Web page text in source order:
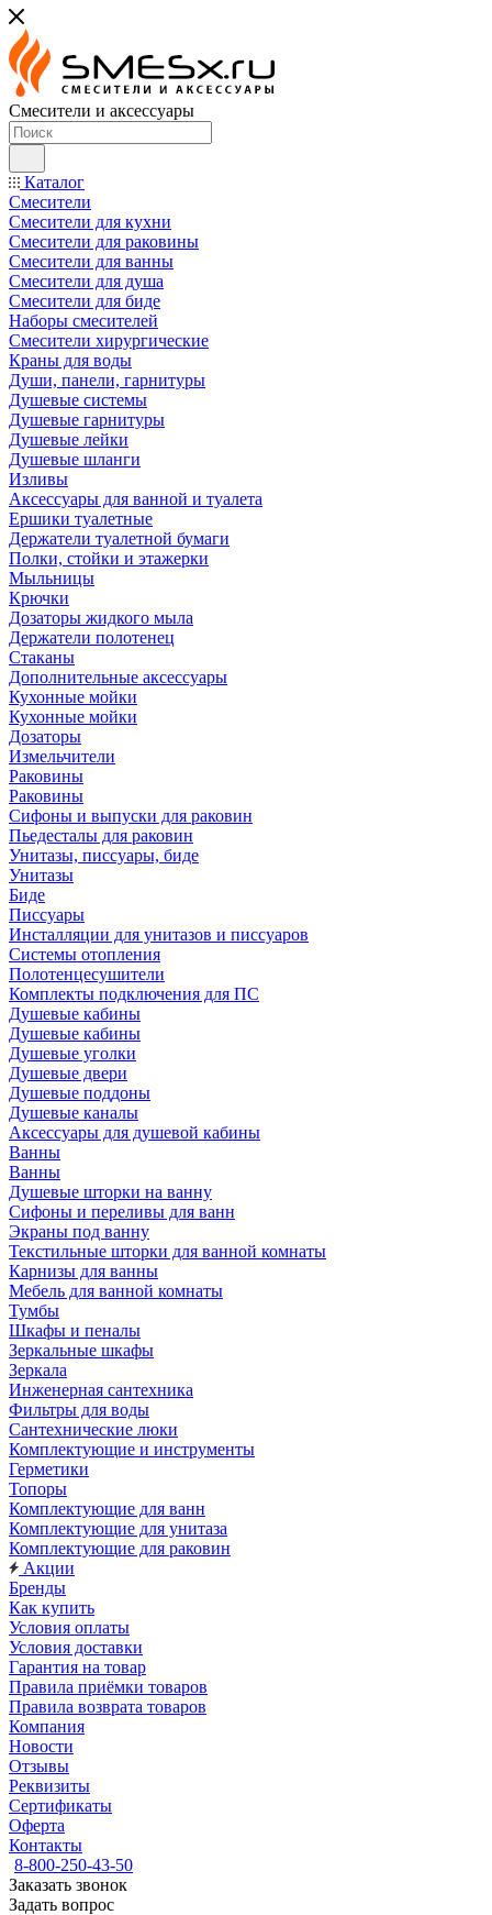
Смесители и аксессуары
Каталог
Смесители
Смесители для кухни
Смесители для раковины
Смесители для ванны
Смесители для душа
Смесители для биде
Наборы смесителей
Смесители хирургические
Краны для воды
Души, панели, гарнитуры
Душевые системы
Душевые гарнитуры
Душевые лейки
Душевые шланги
Изливы
Аксессуары для ванной и туалета
Ершики туалетные
Держатели туалетной бумаги
Полки, стойки и этажерки
Мыльницы
Крючки
Дозаторы жидкого мыла
Держатели полотенец
Стаканы
Дополнительные аксессуары
Кухонные мойки
Кухонные мойки
Дозаторы
Измельчители
Раковины
Раковины
Сифоны и выпуски для раковин
Пьедесталы для раковин
Унитазы, писсуары, биде
Унитазы
Биде
Писсуары
Инсталляции для унитазов и писсуаров
Системы отопления
Полотенцесушители
Комплекты подключения для ПС
Душевые кабины
Душевые кабины
Душевые уголки
Душевые двери
Душевые поддоны
Душевые каналы
Аксессуары для душевой кабины
Ванны
Ванны
Душевые шторки на ванну
Сифоны и переливы для ванн
Экраны под ванну
Текстильные шторки для ванной комнаты
Карнизы для ванны
Мебель для ванной комнаты
Тумбы
Шкафы и пеналы
Зеркальные шкафы
Зеркала
Инженерная сантехника
Фильтры для воды
Сантехнические люки
Комплектующие и инструменты
Герметики
Топоры
Комплектующие для ванн
Комплектующие для унитаза
Комплектующие для раковин
Акции
Бренды
Как купить
Условия оплаты
Условия доставки
Гарантия на товар
Правила приёмки товаров
Правила возврата товаров
Компания
Новости
Отзывы
Реквизиты
Сертификаты
Оферта
Контакты
8-800-250-43-50
Заказать звонок
Задать вопрос